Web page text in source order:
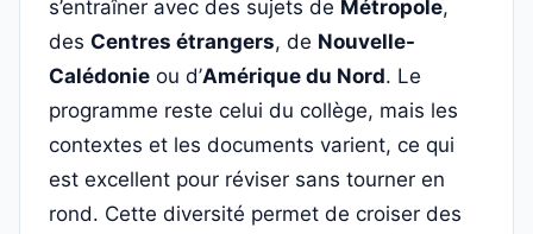
s’entraîner avec des sujets de Métropole,
des Centres étrangers, de Nouvelle-
Calédonie ou d’Amérique du Nord. Le
programme reste celui du collège, mais les
contextes et les documents varient, ce qui
est excellent pour réviser sans tourner en
rond. Cette diversité permet de croiser des